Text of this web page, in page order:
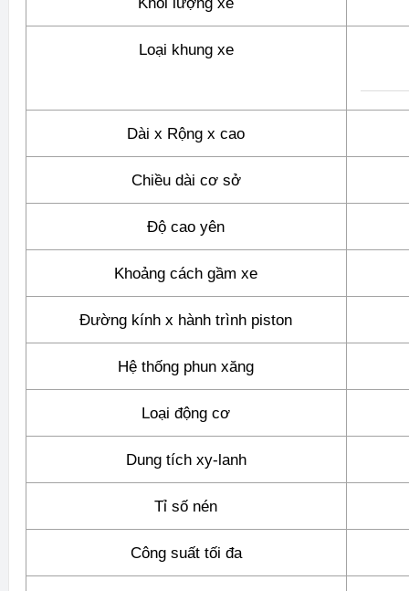
Loại khung xe
Dài x Rộng x cao
Chiều dài cơ sở
Độ cao yên
Khoảng cách gầm xe
Đường kính x hành trình piston
Hệ thống phun xăng
Loại động cơ
Dung tích xy-lanh
Tỉ số nén
Công suất tối đa